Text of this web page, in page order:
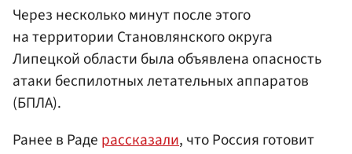
Через несколько минут после этого
на территории Становлянского округа
Липецкой области была объявлена опасность
атаки беспилотных летательных аппаратов
(БПЛА).
Ранее в Раде рассказали, что Россия готовит